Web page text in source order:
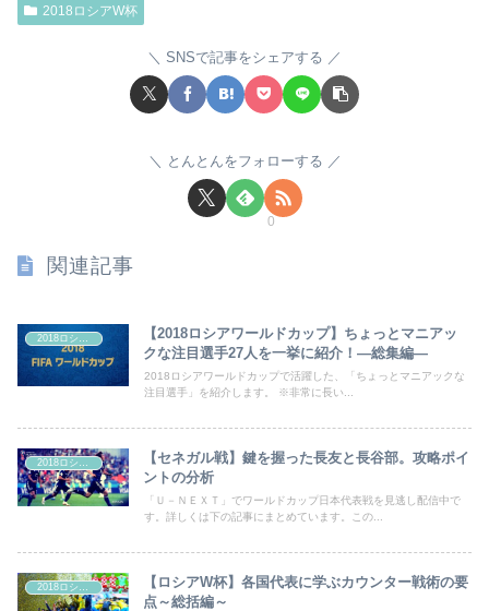
2018ロシアW杯
SNSで記事をシェアする
とんとんをフォローする
0
関連記事
2018ロシアW杯
【2018ロシアワールドカップ】ちょっとマニアッ
クな注目選手27人を一挙に紹介！―総集編―
2018ロシアワールドカップで活躍した、「ちょっとマニアックな
注目選手」を紹介します。 ※非常に長い...
2018ロシアW杯
【セネガル戦】鍵を握った長友と長谷部。攻略ポイ
ントの分析
「Ｕ－ＮＥＸＴ」でワールドカップ日本代表戦を見逃し配信中で
す。詳しくは下の記事にまとめています。この...
2018ロシアW杯
【ロシアW杯】各国代表に学ぶカウンター戦術の要
点～総括編～